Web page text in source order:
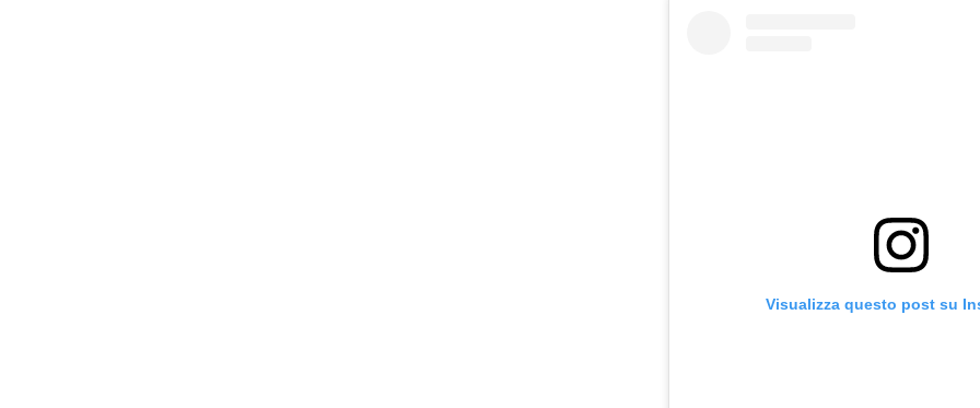
Visualizza questo post su